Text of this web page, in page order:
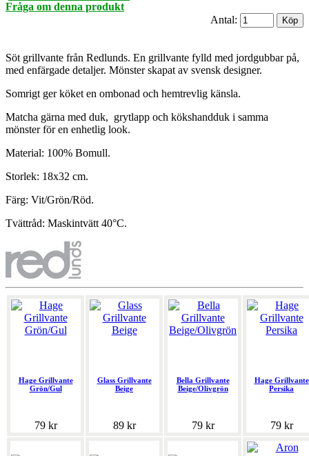
Fråga om denna produkt
Antal:
Söt grillvante från Redlunds. En grillvante fylld med jordgubbar på,
med enfärgade detaljer. Mönster skapat av svensk designer.
Somrigt ger köket en ombonad och hemtrevlig känsla.
Matcha gärna med duk, grytlapp och kökshandduk i samma
mönster för en enhetlig look.
Material: 100% Bomull.
Storlek: 18x32 cm.
Färg: Vit/Grön/Röd.
Tvättråd: Maskintvätt 40°C.
Hage Grillvante
Grön/Gul
79 kr
Glass Grillvante
Beige
89 kr
Bella Grillvante
Beige/Olivgrön
79 kr
Hage Grillvante
Persika
79 kr